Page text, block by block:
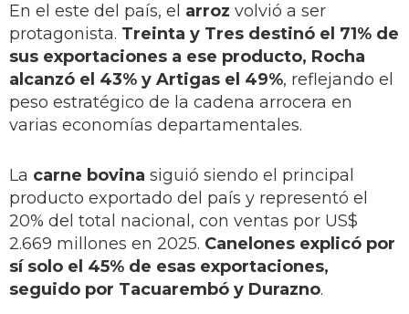
En el este del país, el arroz volvió a ser
protagonista. Treinta y Tres destinó el 71% de
sus exportaciones a ese producto, Rocha
alcanzó el 43% y Artigas el 49%, reflejando el
peso estratégico de la cadena arrocera en
varias economías departamentales.
La carne bovina siguió siendo el principal
producto exportado del país y representó el
20% del total nacional, con ventas por US$
2.669 millones en 2025. Canelones explicó por
sí solo el 45% de esas exportaciones,
seguido por Tacuarembó y Durazno.